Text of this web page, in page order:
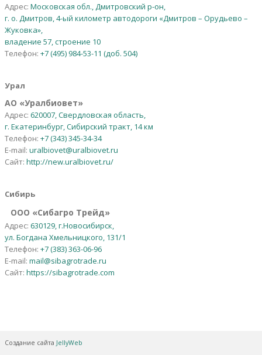
Адрес: Московская обл., Дмитровский р-он,
г. о. Дмитров, 4-ый километр автодороги «Дмитров – Орудьево –
Жуковка»,
владение 57, строение 10
Телефон: +7 (495) 984-53-11 (доб. 504)
Урал
АО «Уралбиовет»
Адрес: 620007, Свердловская область,
г. Екатеринбург, Сибирский тракт, 14 км
Телефон: +7 (343) 345-34-34
E-mail: uralbiovet@uralbiovet.ru
Сайт: http://new.uralbiovet.ru/
Сибирь
OOO «Сибагро Трейд»
Адрес: 630129, г.Новосибирск,
ул. Богдана Хмельницкого, 131/1
Телефон: +7 (383) 363-06-96
E-mail: mail@sibagrotrade.ru
Сайт: https://sibagrotrade.com
Создание сайта JellyWeb